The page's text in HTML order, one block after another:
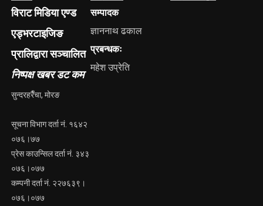
विराट मिडिया एण्ड
एड्भरटाइजिङ
प्रालिद्वारा सञ्चालित
निष्पक्ष खबर डट कम
सुन्दरहरैँचा, मोरङ
सूचना विभाग दर्ता नं. १६४२
०७६।७७
प्रेस काउन्सिल दर्ता नं. ३४३
०७६।०७७
कम्पनी दर्ता नं. २२७६३९।
०७६।०७७
सम्पादक
ज्ञाननाथ ढकाल
प्रबन्धकः
महेश उप्रेति